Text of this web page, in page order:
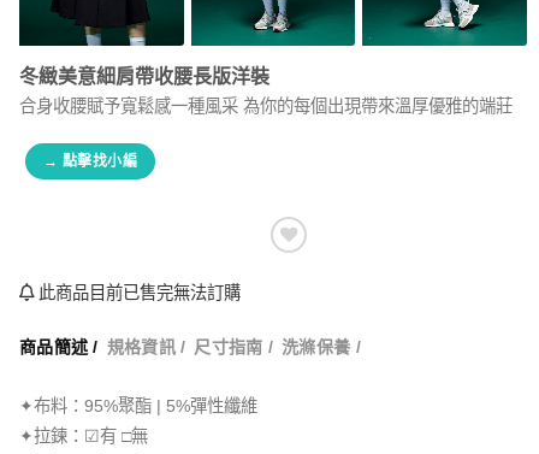
冬緻美意細肩帶收腰長版洋裝
合身收腰賦予寬鬆感一種風采 為你的每個出現帶來溫厚優雅的端莊
→ 點擊找小編
此商品目前已售完無法訂購
商品簡述 / 規格資訊 / 尺寸指南 / 洗滌保養 /
✦布料：95%聚酯 | 5%彈性纖維
✦拉鍊：☑有 □無